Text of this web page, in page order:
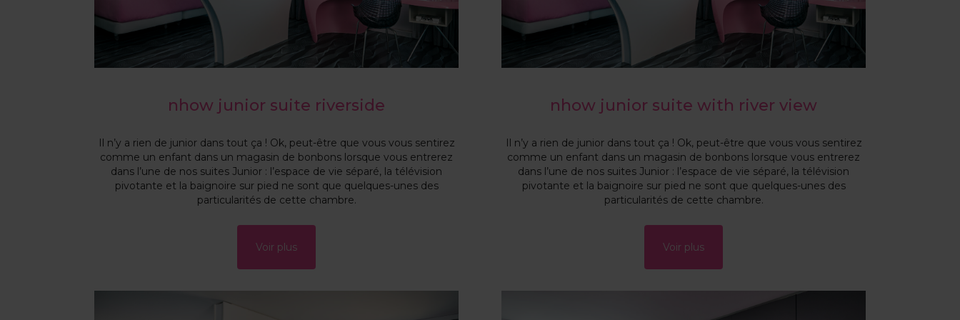
nhow junior suite riverside
Il n’y a rien de junior dans tout ça ! Ok, peut-être que vous vous sentirez
comme un enfant dans un magasin de bonbons lorsque vous entrerez
dans l’une de nos suites Junior : l’espace de vie séparé, la télévision
pivotante et la baignoire sur pied ne sont que quelques-unes des
particularités de cette chambre.
Voir plus
nhow junior suite with river view
Il n’y a rien de junior dans tout ça ! Ok, peut-être que vous vous sentirez
comme un enfant dans un magasin de bonbons lorsque vous entrerez
dans l’une de nos suites Junior : l’espace de vie séparé, la télévision
pivotante et la baignoire sur pied ne sont que quelques-unes des
particularités de cette chambre.
Voir plus